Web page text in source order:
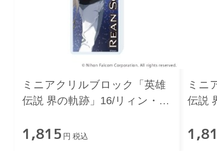
ミニアクリルブロック「英雄
伝説 界の軌跡」16/リィン・シ
1,815 円 税込
ミニ
伝説